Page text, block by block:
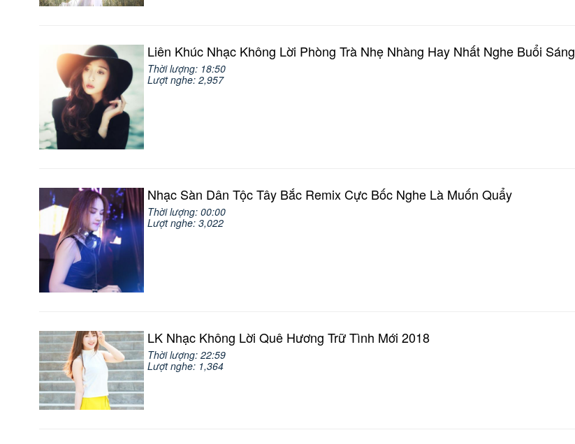
Liên Khúc Nhạc Không Lời Phòng Trà Nhẹ Nhàng Hay Nhất Nghe Buổi Sáng
Thời lượng: 18:50
Lượt nghe: 2,957
Nhạc Sàn Dân Tộc Tây Bắc Remix Cực Bốc Nghe Là Muốn Quẩy
Thời lượng: 00:00
Lượt nghe: 3,022
LK Nhạc Không Lời Quê Hương Trữ Tình Mới 2018
Thời lượng: 22:59
Lượt nghe: 1,364